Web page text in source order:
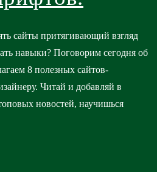
сайты притягивающий взгляд
навыки? Поговорим сегодня об
8 полезных сайтов-
Читай и добавляй в
новостей, научишься